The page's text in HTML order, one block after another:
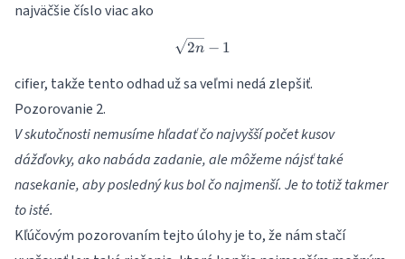
najväčšie číslo viac ako
\sqrt{2n}-1
2n − 1
cifier, takže tento odhad už sa veľmi nedá zlepšiť.
Pozorovanie 2.
V skutočnosti nemusíme hľadať čo najvyšší počet kusov
dážďovky, ako nabáda zadanie, ale môžeme nájsť také
nasekanie, aby posledný kus bol čo najmenší. Je to totiž takmer
to isté.
Kľúčovým pozorovaním tejto úlohy je to, že nám stačí